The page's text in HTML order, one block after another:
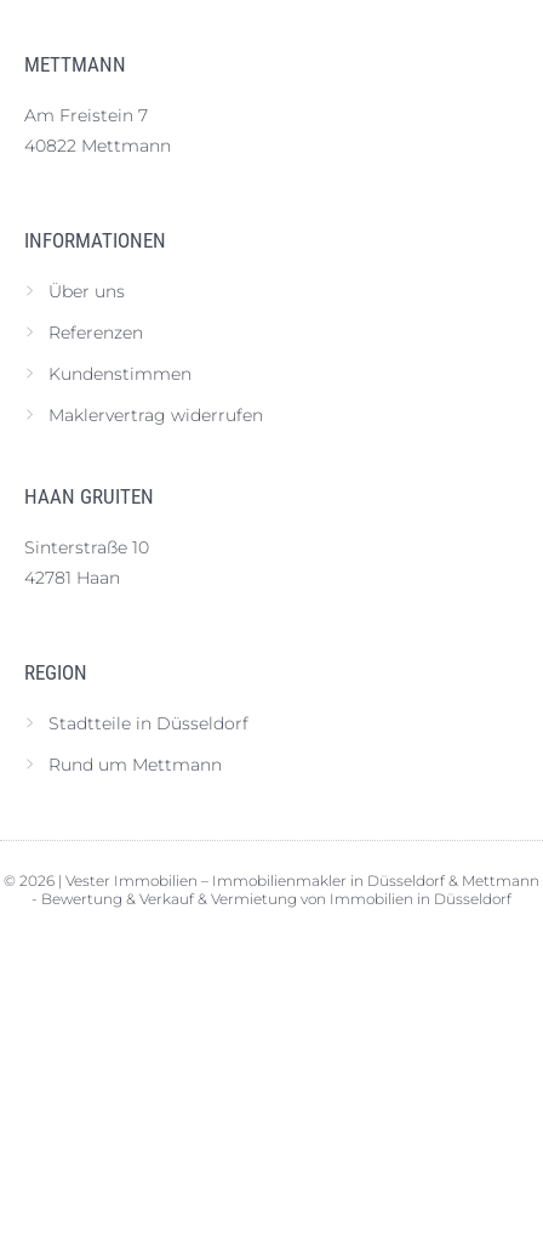
METTMANN
Am Freistein 7
40822 Mettmann
INFORMATIONEN
Über uns
Referenzen
Kundenstimmen
Maklervertrag widerrufen
HAAN GRUITEN
Sinterstraße 10
42781 Haan
REGION
Stadtteile in Düsseldorf
Rund um Mettmann
© 2026 | Vester Immobilien – Immobilienmakler in Düsseldorf & Mettmann
- Bewertung & Verkauf & Vermietung von Immobilien in Düsseldorf